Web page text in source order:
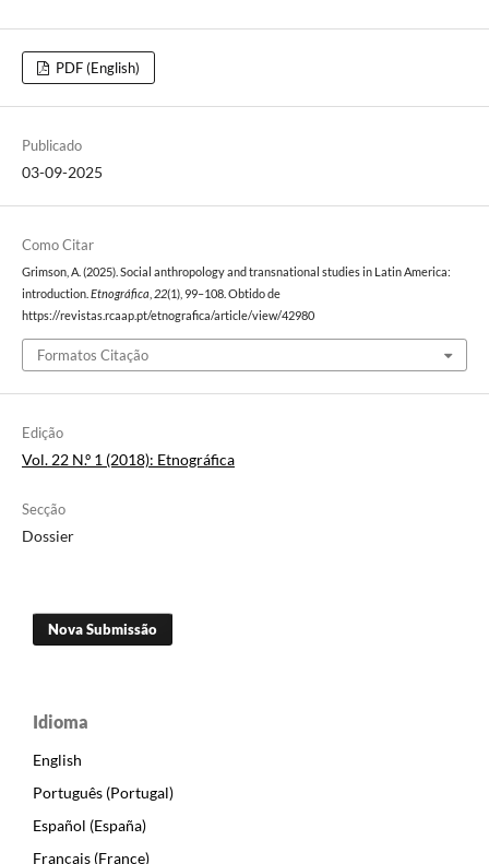
PDF (English)
Publicado
03-09-2025
Como Citar
Grimson, A. (2025). Social anthropology and transnational studies in Latin America:
introduction. Etnográfica 22(1), 99–108. Obtido de
https://revistas.rcaap.pt/etnografica/article/view/42980
Formatos Citação
Edição
Vol. 22 N.º 1 (2018): Etnográfica
Secção
Dossier
Nova Submissão
Idioma
English
Português (Portugal)
Español (España)
Français (France)